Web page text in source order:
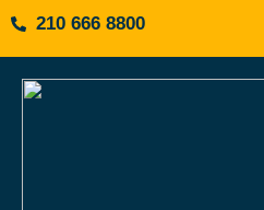
210 666 8800